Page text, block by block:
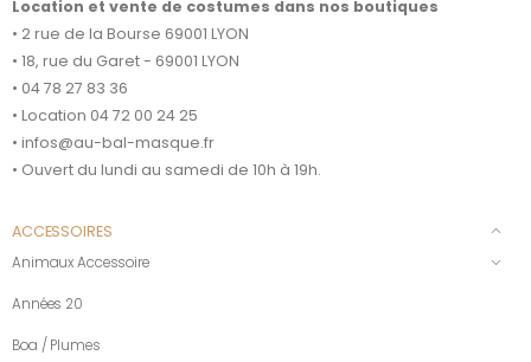
Location et vente de costumes dans nos boutiques
• 2 rue de la Bourse 69001 LYON
• 18, rue du Garet - 69001 LYON
• 04 78 27 83 36
• Location 04 72 00 24 25
• infos@au-bal-masque.fr
• Ouvert du lundi au samedi de 10h à 19h.
ACCESSOIRES
Animaux Accessoire
Années 20
Boa / Plumes